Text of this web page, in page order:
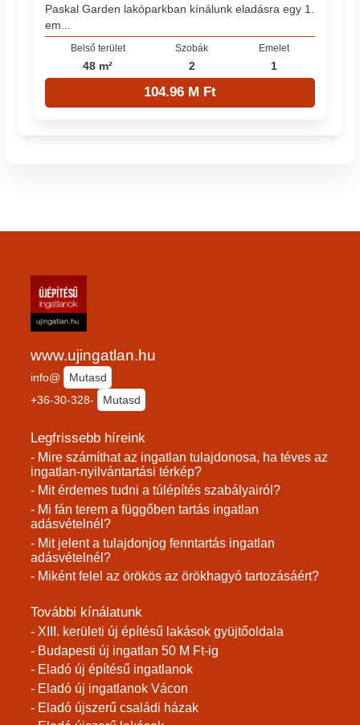
Paskal Garden lakóparkban kínálunk eladásra egy 1.
em...
Belső terület
48 m²
Szobák
2
Emelet
1
104.96 M Ft
www.ujingatlan.hu
info@
Mutasd
+36-30-328-
Mutasd
Legfrissebb híreink
- Mire számíthat az ingatlan tulajdonosa, ha téves az
ingatlan-nyilvántartási térkép?
- Mit érdemes tudni a túlépítés szabályairól?
- Mi fán terem a függőben tartás ingatlan
adásvételnél?
- Mit jelent a tulajdonjog fenntartás ingatlan
adásvételnél?
- Miként felel az örökös az örökhagyó tartozásáért?
További kínálatunk
- XIII. kerületi új építésű lakások gyüjtőoldala
- Budapesti új ingatlan 50 M Ft-ig
- Eladó új építésű ingatlanok
- Eladó új ingatlanok Vácon
- Eladó újszerű családi házak